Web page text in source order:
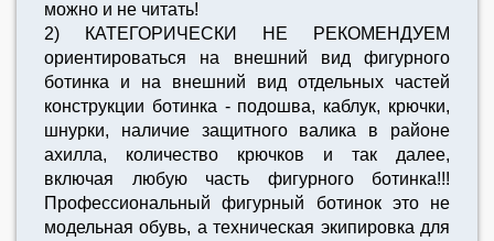
можно и не читать!
2) КАТЕГОРИЧЕСКИ НЕ РЕКОМЕНДУЕМ
ориентироваться на внешний вид фигурного
ботинка и на внешний вид отдельных частей
конструкции ботинка - подошва, каблук, крючки,
шнурки, наличие защитного валика в районе
ахилла, количество крючков и так далее,
включая любую часть фигурного ботинка!!!
Профессиональный фигурный ботинок это не
модельная обувь, а техническая экипировка для